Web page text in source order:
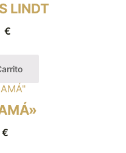
LINDT
€
€